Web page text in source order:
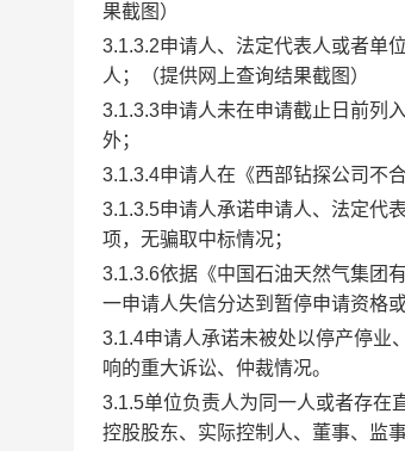
果截图）
3.1.3.2申请人、法定代表人或者单
人；（提供网上查询结果截图）
3.1.3.3申请人未在申请截止日前列
外；
3.1.3.4申请人在《西部钻探公司不
3.1.3.5申请人承诺申请人、法定代
项，无骗取中标情况；
3.1.3.6依据《中国石油天然气集团
一申请人失信分达到暂停申请资格
3.1.4申请人承诺未被处以停产停业
响的重大诉讼、仲裁情况。
3.1.5单位负责人为同一人或者存在
控股股东、实际控制人、董事、监